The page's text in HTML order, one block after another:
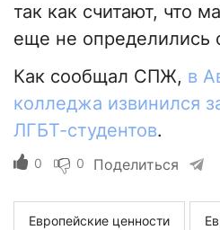
так как считают, что
еще не определились
Как сообщал СПЖ, в
колледжа извинился
ЛГБТ-студентов.
0 0 Поделиться
Европейские ценности